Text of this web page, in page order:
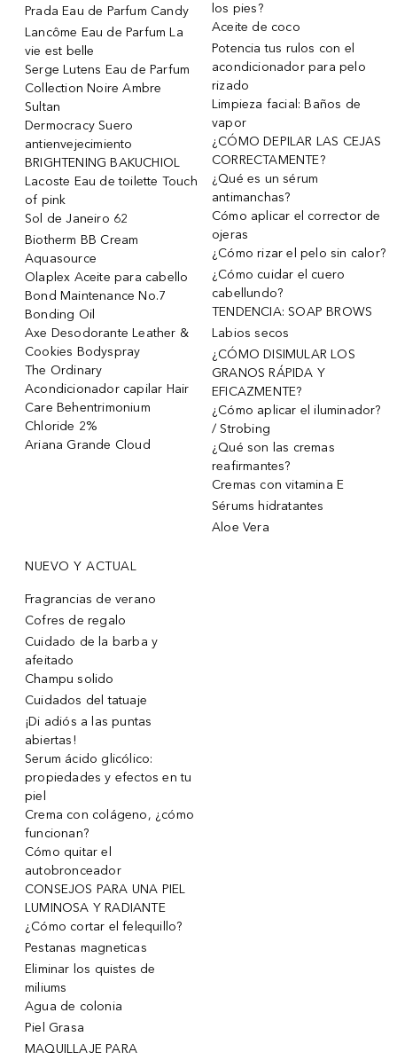
Prada Eau de Parfum Candy
Lancôme Eau de Parfum La
vie est belle
Serge Lutens Eau de Parfum
Collection Noire Ambre
Sultan
Dermocracy Suero
antienvejecimiento
BRIGHTENING BAKUCHIOL
Lacoste Eau de toilette Touch
of pink
Sol de Janeiro 62
Biotherm BB Cream
Aquasource
Olaplex Aceite para cabello
Bond Maintenance No.7
Bonding Oil
Axe Desodorante Leather &
Cookies Bodyspray
The Ordinary
Acondicionador capilar Hair
Care Behentrimonium
Chloride 2%
Ariana Grande Cloud
los pies?
Aceite de coco
Potencia tus rulos con el
acondicionador para pelo
rizado
Limpieza facial: Baños de
vapor
¿CÓMO DEPILAR LAS CEJAS
CORRECTAMENTE?
¿Qué es un sérum
antimanchas?
Cómo aplicar el corrector de
ojeras
¿Cómo rizar el pelo sin calor?
¿Cómo cuidar el cuero
cabellundo?
TENDENCIA: SOAP BROWS
Labios secos
¿CÓMO DISIMULAR LOS
GRANOS RÁPIDA Y
EFICAZMENTE?
¿Cómo aplicar el iluminador?
/ Strobing
¿Qué son las cremas
reafirmantes?
Cremas con vitamina E
Sérums hidratantes
Aloe Vera
NUEVO Y ACTUAL
Fragrancias de verano
Cofres de regalo
Cuidado de la barba y
afeitado
Champu solido
Cuidados del tatuaje
¡Di adiós a las puntas
abiertas!
Serum ácido glicólico:
propiedades y efectos en tu
piel
Crema con colágeno, ¿cómo
funcionan?
Cómo quitar el
autobronceador
CONSEJOS PARA UNA PIEL
LUMINOSA Y RADIANTE
¿Cómo cortar el felequillo?
Pestanas magneticas
Eliminar los quistes de
miliums
Agua de colonia
Piel Grasa
MAQUILLAJE PARA